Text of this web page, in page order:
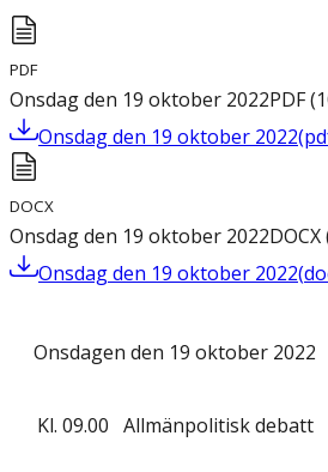
PDF
Onsdag den 19 oktober 2022PDF(
Onsdag den 19 oktober 2022(
DOCX
Onsdag den 19 oktober 2022DOCX
Onsdag den 19 oktober 2022(
Onsdagen den 19 oktober 2022
Kl. 09.00 Allmänpolitisk debatt